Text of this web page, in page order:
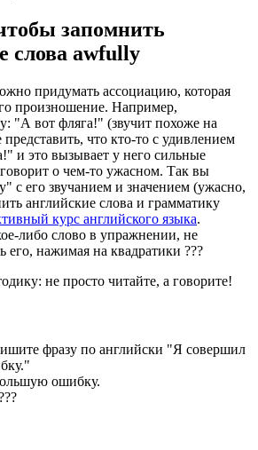
запомнить
слова awfully
придумать ассоциацию, которая
произношение. Например,
"А вот фляга!" (звучит похоже на
что кто-то с удивлением
и это вызывает у него сильные
о чем-то ужасном. Так вы
с его звучанием и значением (ужасно,
английские слова и грамматику
курс английского языка.
либо слово в упражнении, не
его, нажимая на квадратики ???
не просто читайте, а говорите!
фразу по английски "Я совершил
"
ошибку.
??